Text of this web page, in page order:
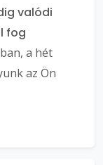
valódi
fog
a hét
az Ön